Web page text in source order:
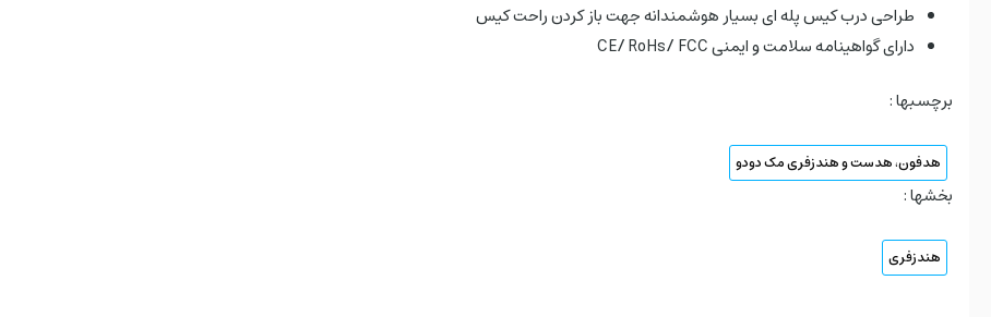
طراحی درب کیس پله ای بسیار هوشمندانه جهت باز کردن راحت کیس
دارای گواهینامه سلامت و ایمنی CE/ RoHs/ FCC
برچسبها :
هدفون، هدست و هندزفری مک دودو
بخشها :
هندزفری